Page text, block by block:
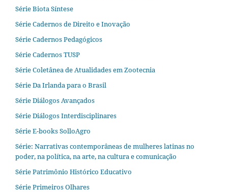
Série Biota Síntese
Série Cadernos de Direito e Inovação
Série Cadernos Pedagógicos
Série Cadernos TUSP
Série Coletânea de Atualidades em Zootecnia
Série Da Irlanda para o Brasil
Série Diálogos Avançados
Série Diálogos Interdisciplinares
Série E-books SolloAgro
Série: Narrativas contemporâneas de mulheres latinas no
poder, na política, na arte, na cultura e comunicação
Série Patrimônio Histórico Educativo
Série Primeiros Olhares